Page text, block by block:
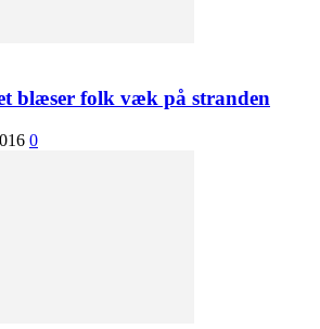
blæser folk væk på stranden
0